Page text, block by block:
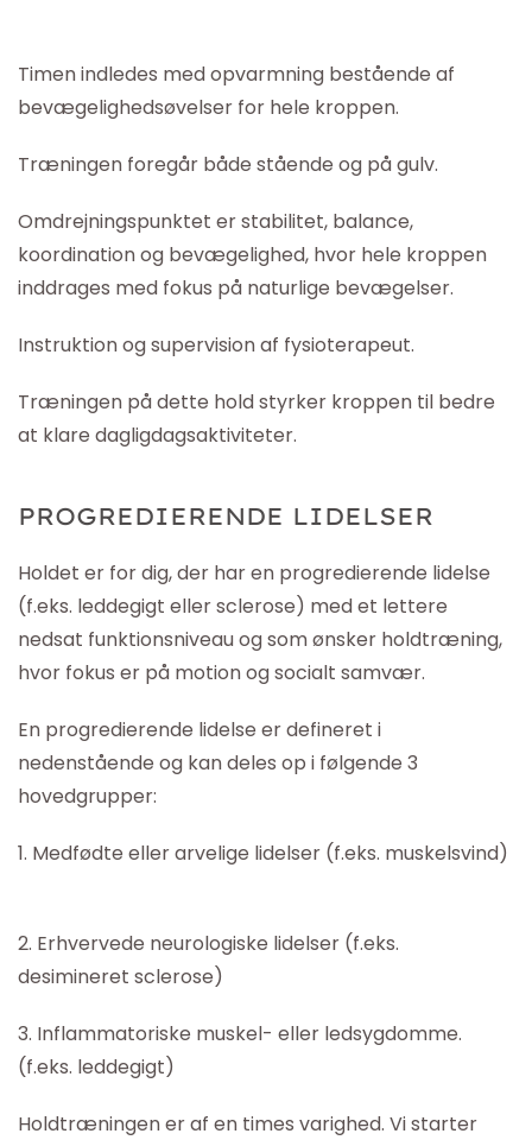
Timen indledes med opvarmning bestående af
bevægelighedsøvelser for hele kroppen.
Træningen foregår både stående og på gulv.
Omdrejningspunktet er stabilitet, balance,
koordination og bevægelighed, hvor hele kroppen
inddrages med fokus på naturlige bevægelser.
Instruktion og supervision af fysioterapeut.
Træningen på dette hold styrker kroppen til bedre
at klare dagligdagsaktiviteter.
PROGREDIERENDE LIDELSER
Holdet er for dig, der har en progredierende lidelse
(f.eks. leddegigt eller sclerose) med et lettere
nedsat funktionsniveau og som ønsker holdtræning,
hvor fokus er på motion og socialt samvær.
En progredierende lidelse er defineret i
nedenstående og kan deles op i følgende 3
hovedgrupper:
1. Medfødte eller arvelige lidelser (f.eks. muskelsvind)
2. Erhvervede neurologiske lidelser (f.eks.
desimineret sclerose)
3. Inflammatoriske muskel- eller ledsygdomme.
(f.eks. leddegigt)
Holdtræningen er af en times varighed. Vi starter